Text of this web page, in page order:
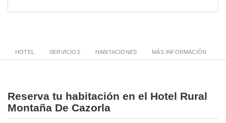
HOTEL SERVICIOS HABITACIONES MÁS INFORMACIÓN
Reserva tu habitación en el Hotel Rural
Montaña De Cazorla